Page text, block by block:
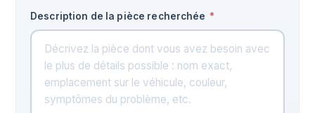
Description de la pièce recherchée *